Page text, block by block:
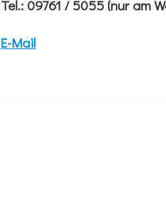
Tel.: 09761 / 5055 (nur am
E-Mail